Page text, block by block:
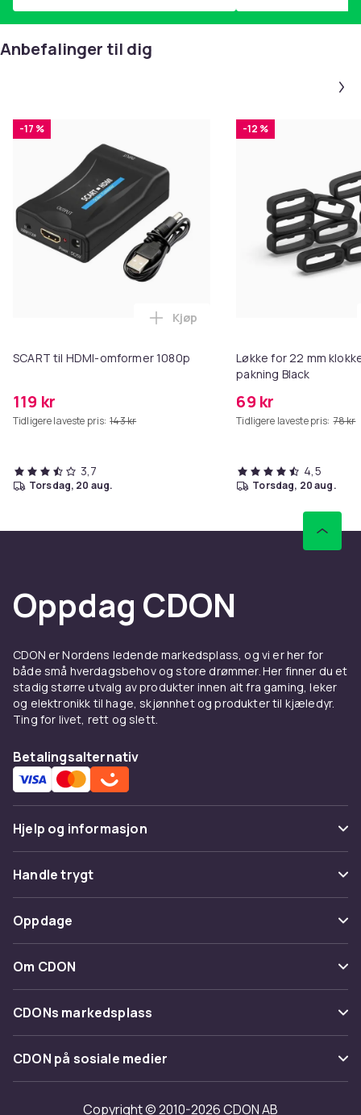
Anbefalinger til dig
-17 %
SCART til HDMI-omformer 1080p
119 kr
Tidligere laveste pris: 143 kr
Legg SCART til HDMI-omformer
Kjøp
3,7
torsdag, 20 aug.
-12 %
Løkke for 22 mm
pakning Black
69 kr
Tidligere laveste pris: 78 kr
4,5
torsdag, 20 aug.
Oppdag CDON
CDON er Nordens ledende markedsplass, og vi er her for
både små hverdagsbehov og store drømmer. Her finner du et
stadig større utvalg av produkter innen alt fra gaming, leker
og elektronikk til hage, skjønnhet og produkter til kjæledyr.
Ting for livet, rett og slett.
Betalingsalternativ
Hjelp og informasjon
Vanlige spørsmål
Spor pakke
Angre & returner her
Kontakt oss
Handle trygt
Betaling
Levering
Tilbakekallinger
Oppdage
Kategorier
Varemerker
Om CDON
Om oss
Kundeanmeldelser
Jobbe på CDON
Investor relations
CDONs markedsplass
Merchant Help Center
CDON på sosiale medier
Copyright © 2010-2026 CDON AB